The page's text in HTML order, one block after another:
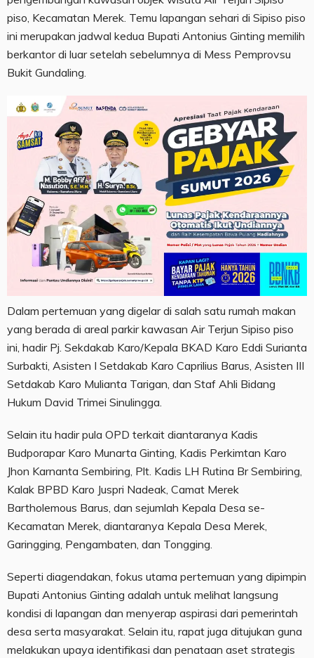
piso, Kecamatan Merek. Temu lapangan sehari di Sipiso piso
ini merupakan jadwal kedua Bupati Antonius Ginting memilih
berkantor di luar setelah sebelumnya di Mess Pemprovsu
Bukit Gundaling.
Dalam pertemuan yang digelar di salah satu rumah makan
yang berada di areal parkir kawasan Air Terjun Sipiso piso
ini, hadir Pj. Sekdakab Karo/Kepala BKAD Karo Eddi Surianta
Surbakti, Asisten I Setdakab Karo Caprilius Barus, Asisten III
Setdakab Karo Mulianta Tarigan, dan Staf Ahli Bidang
Hukum David Trimei Sinulingga.
Selain itu hadir pula OPD terkait diantaranya Kadis
Budporapar Karo Munarta Ginting, Kadis Perkimtan Karo
Jhon Karnanta Sembiring, Plt. Kadis LH Rutina Br Sembiring,
Kalak BPBD Karo Juspri Nadeak, Camat Merek
Bartholemous Barus, dan sejumlah Kepala Desa se-
Kecamatan Merek, diantaranya Kepala Desa Merek,
Garingging, Pengambaten, dan Tongging.
Seperti diagendakan, fokus utama pertemuan yang dipimpin
Bupati Antonius Ginting adalah untuk melihat langsung
kondisi di lapangan dan menyerap aspirasi dari pemerintah
desa serta masyarakat. Selain itu, rapat juga ditujukan guna
melakukan upaya identifikasi dan penataan aset strategis